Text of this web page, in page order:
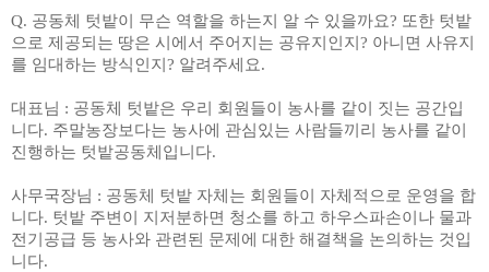
Q. 공동체 텃밭이 무슨 역할을 하는지 알 수 있을까요? 또한 텃밭
으로 제공되는 땅은 시에서 주어지는 공유지인지 ? 아니면 사유지
를 임대하는 방식인지 ? 알려주세요.
대표님 : 공동체 텃밭은 우리 회원들이 농사를 같이 짓는 공간입
니다. 주말농장보다는 농사에 관심있는 사람들끼리 농사를 같이
진행하는 텃밭공동체입니다.
사무국장님 : 공동체 텃밭 자체는 회원들이 자체적으로 운영을 합
니다. 텃밭 주변이 지저분하면 청소를 하고 하우스파손이나 물과
전기공급 등 농사와 관련된 문제에 대한 해결책을 논의하는 것입
니다.